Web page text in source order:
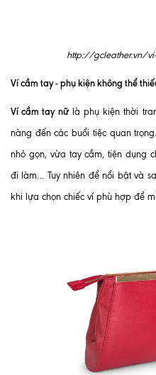
http://gcleather.vn/
Ví cầm tay - phụ kiện không thể
Ví cầm tay nữlà phụ kiện thời
nàng đến các buổi tiệc quan
nhỏ gọn, vừa tay cầm, tiện dụng
đi làm… Tuy nhiên để nổi bật và
khi lựa chọn chiếc ví phù hợp để